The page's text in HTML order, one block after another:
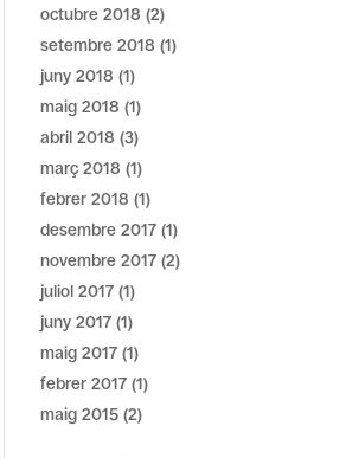
octubre 2018 (2)
setembre 2018 (1)
juny 2018 (1)
maig 2018 (1)
abril 2018 (3)
març 2018 (1)
febrer 2018 (1)
desembre 2017 (1)
novembre 2017 (2)
juliol 2017 (1)
juny 2017 (1)
maig 2017 (1)
febrer 2017 (1)
maig 2015 (2)